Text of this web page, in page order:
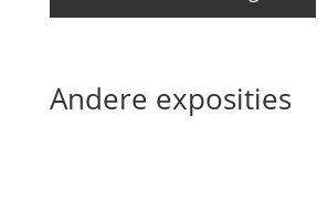
Andere exposities